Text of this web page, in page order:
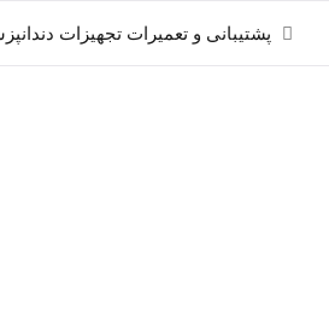
پشتیبانی و تعمیرات تجهیزات